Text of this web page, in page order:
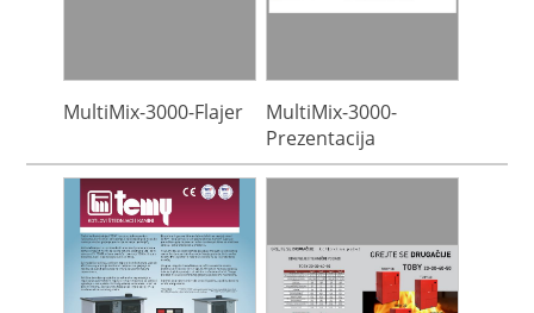
MultiMix-3000-Flajer
MultiMix-3000-
Prezentacija